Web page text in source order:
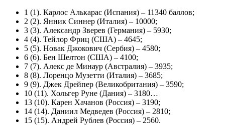
1 (1). Карлос Алькарас (Испания) – 11340 баллов;
2 (2). Янник Синнер (Италия) – 10000;
3 (3). Александр Зверев (Германия) – 5930;
4 (4). Тейлор Фриц (США) – 4645;
5 (5). Новак Джокович (Сербия) – 4580;
6 (6). Бен Шелтон (США) – 4100;
7 (7). Алекс де Минаур (Австралия) – 3935;
8 (8). Лоренцо Музетти (Италия) – 3685;
9 (9). Джек Дрейпер (Великобритания) – 3590;
10 (11). Хольгер Руне (Дания) – 3180…
13 (10). Карен Хачанов (Россия) – 3190;
14 (14). Даниил Медведев (Россия) – 2810;
15 (15). Андрей Рублев (Россия) – 2560.